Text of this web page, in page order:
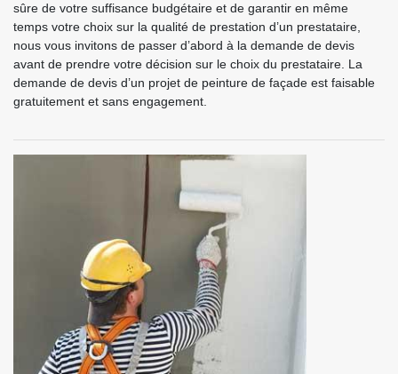
sûre de votre suffisance budgétaire et de garantir en même
temps votre choix sur la qualité de prestation d’un prestataire,
nous vous invitons de passer d’abord à la demande de devis
avant de prendre votre décision sur le choix du prestataire. La
demande de devis d’un projet de peinture de façade est faisable
gratuitement et sans engagement.